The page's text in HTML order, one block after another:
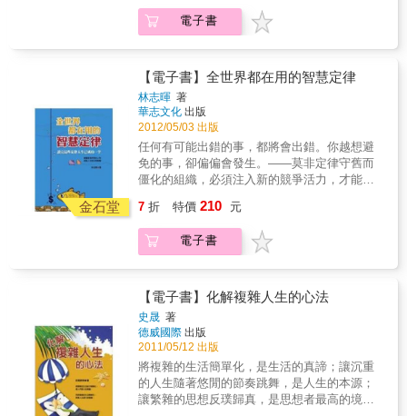
人圓滑，才能創造有利良機，才能輕鬆獲得成
功，也才能永保最後的勝利，讓你笑到最後。
本書集結了古今中外，善用厚黑之道--圓滑做人
書所指的圓滑與狡猾，並不是以一種處心積慮
之心去謀害他人，耍陰謀手段把自己的成功建
立在別人的痛苦之上；它只是為人處世的一種
智慧和謀略，是讓我們在現今的環境中，如何
更好的把握住機遇，找到捷徑，更為輕鬆、順
利、便捷地把事情做好，實現自我人生理想，
成就自我一生智慧和謀略。
容道」等情節裡，處處有計，計中藏計。所以
我們只須解剖「赤壁之戰」這樣一場具體戰
面敘述「赤壁之戰」、一面點評其中的謀略運
用技法，帶給讀者一個欣賞與品評中國謀略學
與西方博弈論的機會。只要能讀懂本書，雖還
不足以成為像諸葛亮一般的人物，但起碼也能
具有相當的智謀能力了。
電子書
金石堂
【電子書】全世界都在用的智慧定律
林志暉 著
華志文化 出版
2012/05/03 出版
任何有可能出錯的事，都將會出錯。你越想避
免的事，卻偏偏會發生。——莫非定律守舊而
僵化的組織，必須注入新的競爭活力，才能永
的那個笨蛋，就只是贏多贏少的問題。——最
大笨蛋理論當一個人拒絕別人之後，心裡總會
有一種歉意，此時你再提出另一個請求，多半
果我們不知道這一點，不去瞭解它是怎樣被動
手腳，以及如何使用這些手法，達到自己的目
的，我們就永遠無法成為人生中的贏家。本書
中的198則「智慧定律」，囊括了人類生活中人
性、管理、教育等各層面，乃是人類歷經時間
考驗，始終被驗證無誤的智慧結晶。它就像一
扇通往真實與勝利的窗，打開它，你將會看到
這個紛繁世界的真實樣貌！本書特色這是一本
7 折 特價 210 元
電子書
【電子書】化解複雜人生的心法
史晟 著
德威國際 出版
2011/05/12 出版
將複雜的生活簡單化，是生活的真諦；讓沉重
的人生隨著悠閒的節奏跳舞，是人生的本源；
讓繁雜的思想反璞歸真，是思想者最高的境